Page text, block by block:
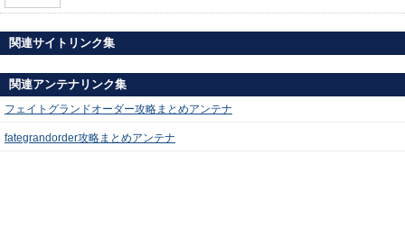
関連サイトリンク集
関連アンテナリンク集
フェイトグランドオーダー攻略まとめアンテナ
fategrandorder攻略まとめアンテナ